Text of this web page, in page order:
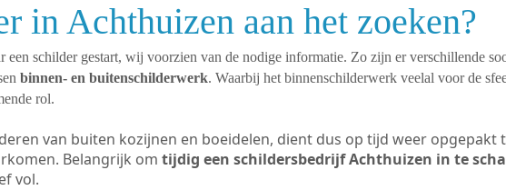
in Achthuizen aan het zoeken?
een schilder gestart, wij voorzien van de nodige informatie. Zo zijn er verschillende
binnen- en buitenschilderwerk. Waarbij het binnenschilderwerk veelal voor de
rol.
van buiten kozijnen en boeidelen, dient dus op tijd weer
Belangrijk om tijdig een schildersbedrijf Achthuizen in te
vol.